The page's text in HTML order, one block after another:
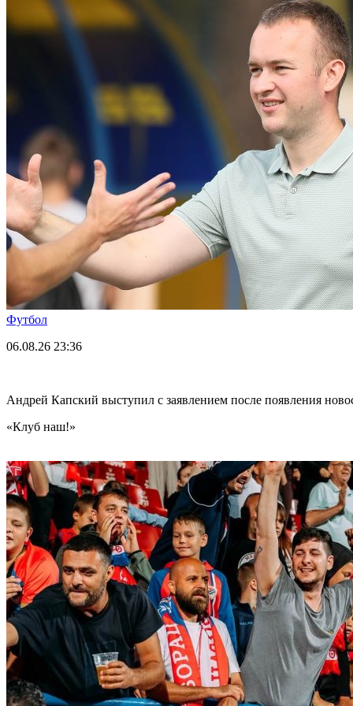
Футбол
06.08.26 23:36
Андрей Капский выступил с заявлением после появления
«Клуб наш!»